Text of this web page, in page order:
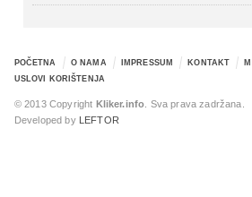
POČETNA O NAMA IMPRESSUM KONTAKT
USLOVI KORIŠTENJA
© 2013 Copyright Kliker.info . Sva prava zadržana.
Developed by
LEFTOR